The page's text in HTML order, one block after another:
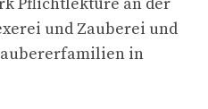
und Zauberei und
in